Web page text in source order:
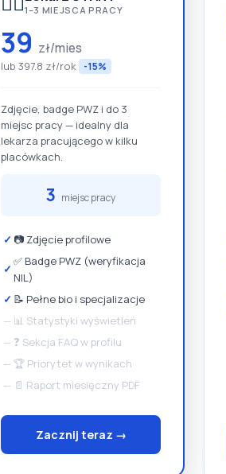
1–3 MIEJSCA PRACY
39 zł/mies
lub 397.8 zł/rok -15%
Zdjęcie, badge PWZ i do 3
miejsc pracy — idealny dla
lekarza pracującego w kilku
placówkach.
3 miejsc pracy
✓ 📷 Zdjęcie profilowe
✓
✅ Badge PWZ (weryfikacja
NIL)
✓ 📝 Pełne bio i specjalizacje
— 📊 Statystyki wyświetleń
— ❓ Sekcja FAQ w profilu
— 🏆 Priorytet w wynikach
— 📄 Raport miesięczny PDF
Zacznij teraz →